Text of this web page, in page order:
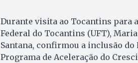
Durante visita ao Tocantins para
Federal do Tocantins (UFT),
Santana, confirmou a inclusão
Programa de Aceleração do